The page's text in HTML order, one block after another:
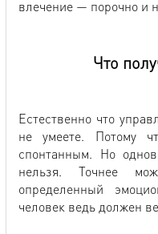
влечение — порочно и
Что
Естественно что
не умеете. Потому
спонтанным. Но
нельзя. Точнее
определенный
человек ведь должен